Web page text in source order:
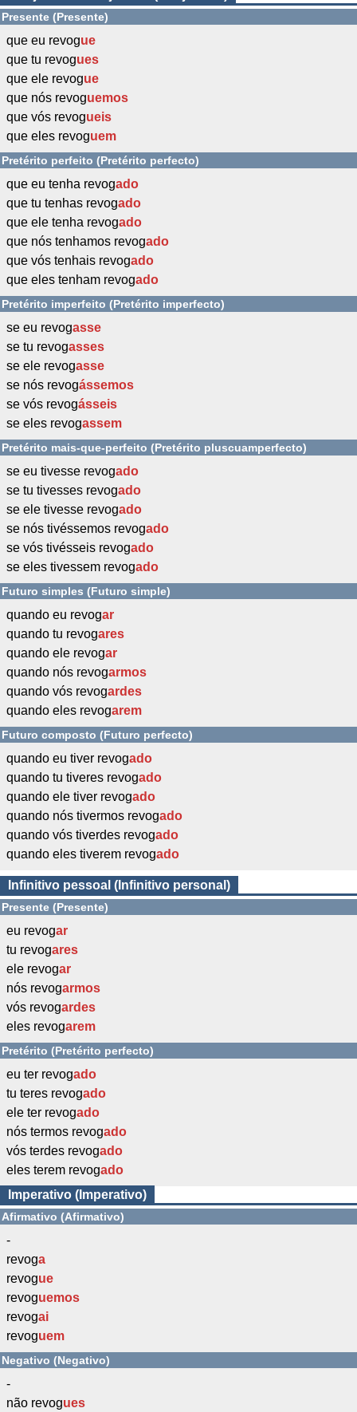
Presente (Presente)
que eu revogue
que tu revogues
que ele revogue
que nós revoguemos
que vós revogueis
que eles revoguem
Pretérito perfeito (Pretérito perfecto)
que eu tenha revogado
que tu tenhas revogado
que ele tenha revogado
que nós tenhamos revogado
que vós tenhais revogado
que eles tenham revogado
Pretérito imperfeito (Pretérito imperfecto)
se eu revogasse
se tu revogasses
se ele revogasse
se nós revogássemos
se vós revogásseis
se eles revogassem
Pretérito mais-que-perfeito (Pretérito pluscuamperfecto)
se eu tivesse revogado
se tu tivesses revogado
se ele tivesse revogado
se nós tivéssemos revogado
se vós tivésseis revogado
se eles tivessem revogado
Futuro simples (Futuro simple)
quando eu revogar
quando tu revogares
quando ele revogar
quando nós revogarmos
quando vós revogardes
quando eles revogarem
Futuro composto (Futuro perfecto)
quando eu tiver revogado
quando tu tiveres revogado
quando ele tiver revogado
quando nós tivermos revogado
quando vós tiverdes revogado
quando eles tiverem revogado
Infinitivo pessoal (Infinitivo personal)
Presente (Presente)
eu revogar
tu revogares
ele revogar
nós revogarmos
vós revogardes
eles revogarem
Pretérito (Pretérito perfecto)
eu ter revogado
tu teres revogado
ele ter revogado
nós termos revogado
vós terdes revogado
eles terem revogado
Imperativo (Imperativo)
Afirmativo (Afirmativo)
-
revoga
revogue
revoguemos
revogai
revoguem
Negativo (Negativo)
-
não revogues